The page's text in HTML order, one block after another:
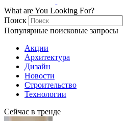
What are You Looking For?
Поиск
Популярные поисковые запросы
Акции
Архитектура
Дизайн
Новости
Строительство
Технологии
Сейчас в тренде